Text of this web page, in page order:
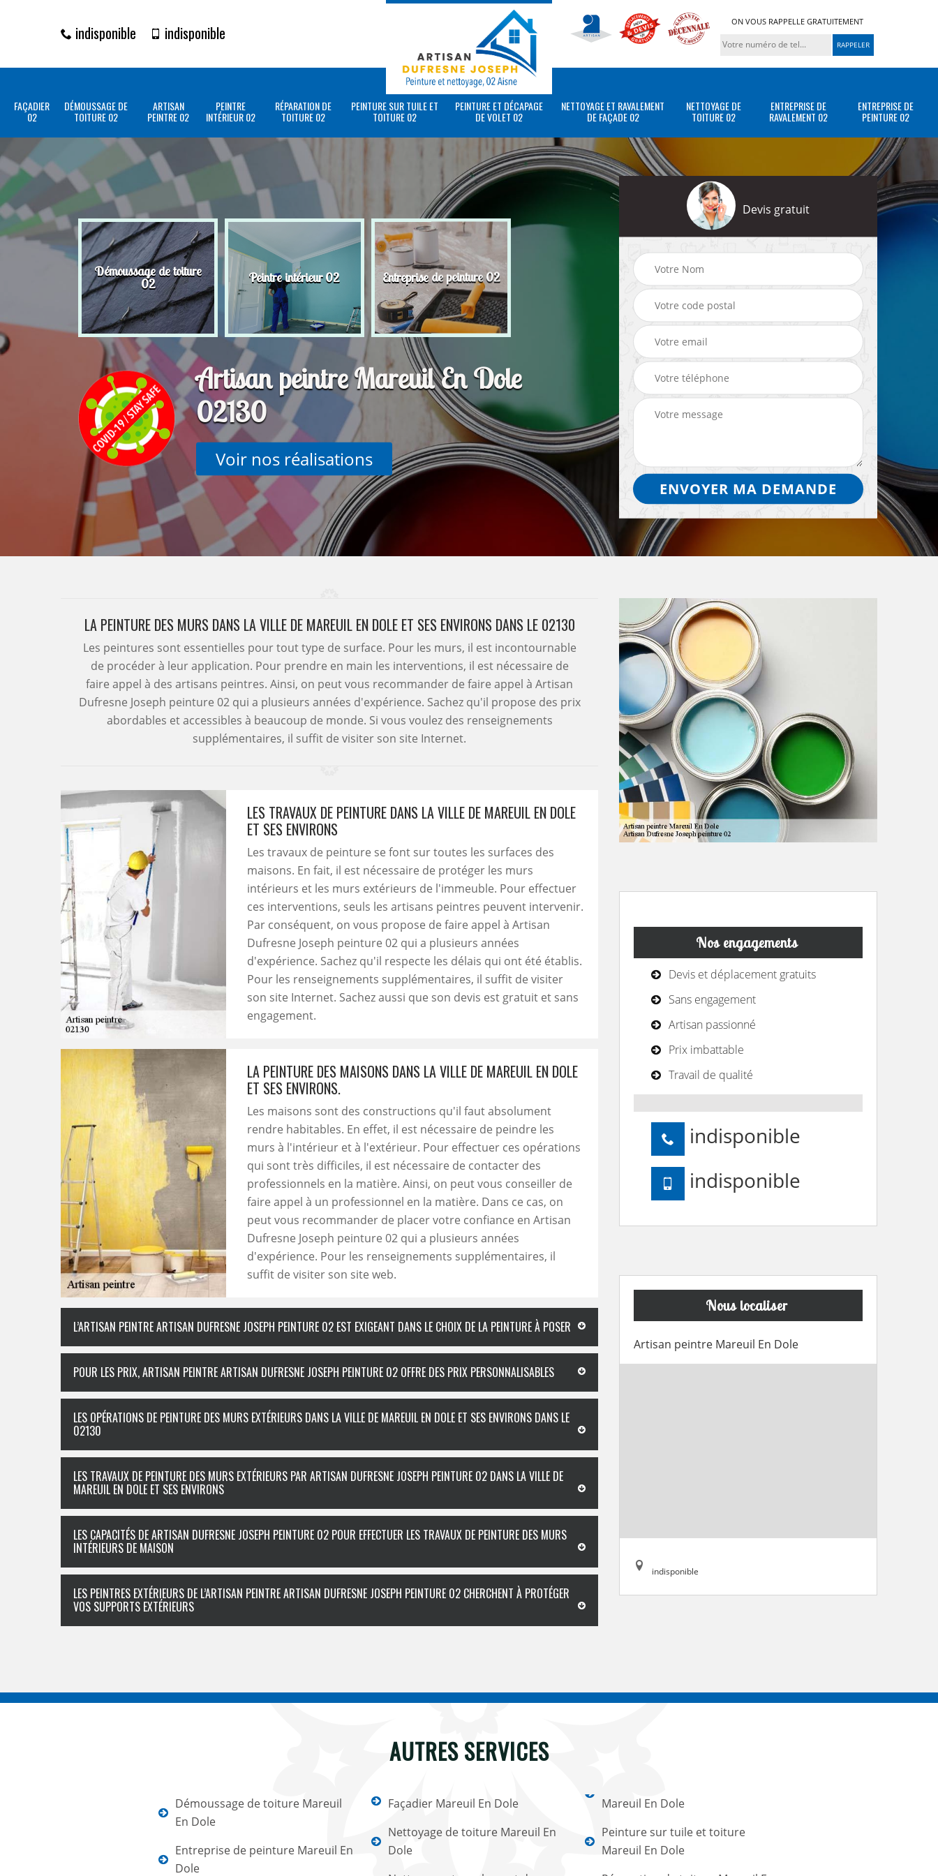
indisponible indisponible
ON VOUS RAPPELLE GRATUITEMENT
FAÇADIER
02
DÉMOUSSAGE DE
TOITURE 02
ARTISAN
PEINTRE 02
PEINTRE
INTÉRIEUR 02
RÉPARATION DE
TOITURE 02
PEINTURE SUR TUILE ET
TOITURE 02
PEINTURE ET DÉCAPAGE
DE VOLET 02
NETTOYAGE ET RAVALEMENT
DE FAÇADE 02
NETTOYAGE DE
TOITURE 02
ENTREPRISE DE
RAVALEMENT 02
ENTREPRISE DE
PEINTURE 02
Démoussage de toiture
02 Peintre intérieur 02 Entreprise de peinture 02
Artisan peintre Mareuil En Dole
02130
Voir nos réalisations
Devis gratuit
LA PEINTURE DES MURS DANS LA VILLE DE MAREUIL EN DOLE ET SES ENVIRONS DANS LE 02130
Les peintures sont essentielles pour tout type de surface. Pour les murs, il est incontournable
de procéder à leur application. Pour prendre en main les interventions, il est nécessaire de
faire appel à des artisans peintres. Ainsi, on peut vous recommander de faire appel à Artisan
Dufresne Joseph peinture 02 qui a plusieurs années d'expérience. Sachez qu'il propose des prix
abordables et accessibles à beaucoup de monde. Si vous voulez des renseignements
supplémentaires, il suffit de visiter son site Internet.
LES TRAVAUX DE PEINTURE DANS LA VILLE DE MAREUIL EN DOLE
ET SES ENVIRONS
Les travaux de peinture se font sur toutes les surfaces des
maisons. En fait, il est nécessaire de protéger les murs
intérieurs et les murs extérieurs de l'immeuble. Pour effectuer
ces interventions, seuls les artisans peintres peuvent intervenir.
Par conséquent, on vous propose de faire appel à Artisan
Dufresne Joseph peinture 02 qui a plusieurs années
d'expérience. Sachez qu'il respecte les délais qui ont été établis.
Pour les renseignements supplémentaires, il suffit de visiter
son site Internet. Sachez aussi que son devis est gratuit et sans
engagement.
LA PEINTURE DES MAISONS DANS LA VILLE DE MAREUIL EN DOLE
ET SES ENVIRONS.
Les maisons sont des constructions qu'il faut absolument
rendre habitables. En effet, il est nécessaire de peindre les
murs à l'intérieur et à l'extérieur. Pour effectuer ces opérations
qui sont très difficiles, il est nécessaire de contacter des
professionnels en la matière. Ainsi, on peut vous conseiller de
faire appel à un professionnel en la matière. Dans ce cas, on
peut vous recommander de placer votre confiance en Artisan
Dufresne Joseph peinture 02 qui a plusieurs années
d'expérience. Pour les renseignements supplémentaires, il
suffit de visiter son site web.
L’ARTISAN PEINTRE ARTISAN DUFRESNE JOSEPH PEINTURE 02 EST EXIGEANT DANS LE CHOIX DE LA PEINTURE À POSER
POUR LES PRIX, ARTISAN PEINTRE ARTISAN DUFRESNE JOSEPH PEINTURE 02 OFFRE DES PRIX PERSONNALISABLES
LES OPÉRATIONS DE PEINTURE DES MURS EXTÉRIEURS DANS LA VILLE DE MAREUIL EN DOLE ET SES ENVIRONS DANS LE
02130
LES TRAVAUX DE PEINTURE DES MURS EXTÉRIEURS PAR ARTISAN DUFRESNE JOSEPH PEINTURE 02 DANS LA VILLE DE
MAREUIL EN DOLE ET SES ENVIRONS
LES CAPACITÉS DE ARTISAN DUFRESNE JOSEPH PEINTURE 02 POUR EFFECTUER LES TRAVAUX DE PEINTURE DES MURS
INTÉRIEURS DE MAISON
LES PEINTRES EXTÉRIEURS DE L’ARTISAN PEINTRE ARTISAN DUFRESNE JOSEPH PEINTURE 02 CHERCHENT À PROTÉGER
VOS SUPPORTS EXTÉRIEURS
Nos engagements
Devis et déplacement gratuits
Sans engagement
Artisan passionné
Prix imbattable
Travail de qualité
indisponible
indisponible
Nous localiser
Artisan peintre Mareuil En Dole
indisponible
AUTRES SERVICES
Démoussage de toiture Mareuil
En Dole
Entreprise de peinture Mareuil En
Dole
Façadier Mareuil En Dole
Nettoyage de toiture Mareuil En
Dole
Mareuil En Dole
Peinture sur tuile et toiture
Mareuil En Dole